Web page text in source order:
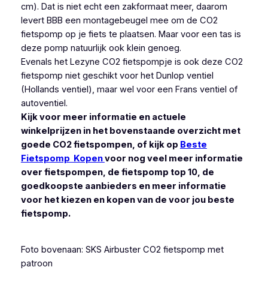
cm). Dat is niet echt een zakformaat meer, daarom
levert BBB een montagebeugel mee om de CO2
fietspomp op je fiets te plaatsen. Maar voor een tas is
deze pomp natuurlijk ook klein genoeg.
Evenals het Lezyne CO2 fietspompje is ook deze CO2
fietspomp niet geschikt voor het Dunlop ventiel
(Hollands ventiel), maar wel voor een Frans ventiel of
autoventiel.
Kijk voor meer informatie en actuele
winkelprijzen in het bovenstaande overzicht met
goede CO2 fietspompen, of kijk op Beste
Fietspomp Kopenvoor nog veel meer informatie
over fietspompen, de fietspomp top 10, de
goedkoopste aanbieders en meer informatie
voor het kiezen en kopen van de voor jou beste
fietspomp.
Foto bovenaan: SKS Airbuster CO2 fietspomp met
patroon